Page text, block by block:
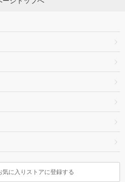
気に入りストアに登録する